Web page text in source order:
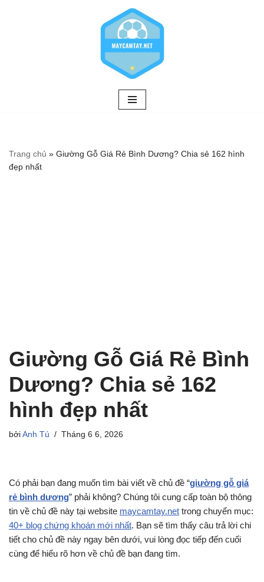
Trang chủ » Giường Gỗ Giá Rẻ Bình Dương? Chia sẻ 162 hình
đẹp nhất
Giường Gỗ Giá Rẻ Bình
Dương? Chia sẻ 162
hình đẹp nhất
bởi Anh Tú Tháng 6 6, 2026
Có phải bạn đang muốn tìm bài viết về chủ đề “giường gỗ giá
rẻ bình dương” phải không? Chúng tôi cung cấp toàn bộ thông
tin về chủ đề này tại website maycamtay.net trong chuyển mục:
40+ blog chứng khoán mới nhất. Bạn sẽ tìm thấy câu trả lời chi
tiết cho chủ đề này ngay bên dưới, vui lòng đọc tiếp đến cuối
cùng để hiểu rõ hơn về chủ đề bạn đang tìm.